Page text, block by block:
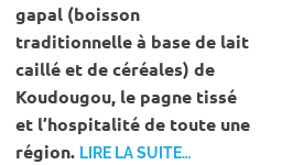
gapal (boisson
traditionnelle à base de lait
caillé et de céréales) de
Koudougou, le pagne tissé
et l’hospitalité de toute une
région. LIRE LA SUITE…